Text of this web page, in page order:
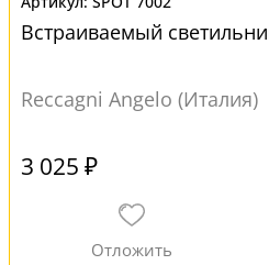
Встраиваемый
Reccagni Angelo (Италия)
3 025 ₽